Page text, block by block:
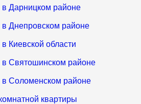
в Дарницком районе
в Днепровском районе
в Киевской области
в Святошинском районе
в Соломенском районе
квартиры